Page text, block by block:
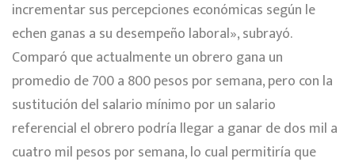
incrementar sus percepciones económicas según le
echen ganas a su desempeño laboral», subrayó.
Comparó que actualmente un obrero gana un
promedio de 700 a 800 pesos por semana, pero con la
sustitución del salario mínimo por un salario
referencial el obrero podría llegar a ganar de dos mil a
cuatro mil pesos por semana, lo cual permitiría que